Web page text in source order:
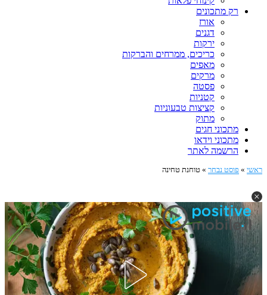
רק מתכונים
אורז
דגנים
ירקות
כריכים, ממרחים והברקות
מאפים
מרקים
פסטה
קטניות
קציצות טבעוניות
מתוק
מתכוני חגים
מתכוני וידאו
הרשמה לאתר
ראשי » פוסט נבחר » טוחנת טחינה